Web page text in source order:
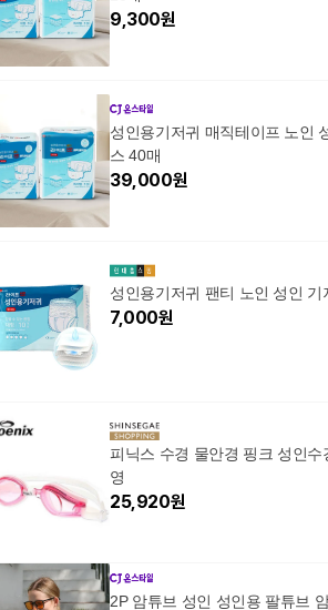
9,300원
성인용기저귀 매직테이프 노인
스 40매
39,000원
성인용기저귀 팬티 노인 성인 기
7,000원
피닉스 수경 물안경 핑크 성인
영
25,920원
2P 암튜브 성인 성인용 팔튜브